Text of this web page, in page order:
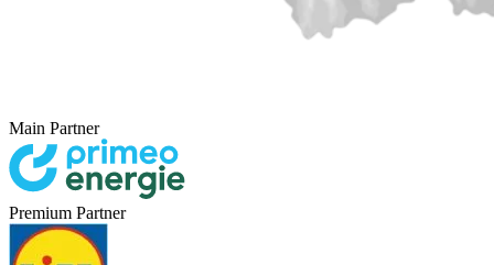
Main Partner
Premium Partner